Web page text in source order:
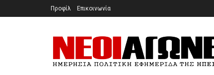
Προφίλ Επικοινωνία